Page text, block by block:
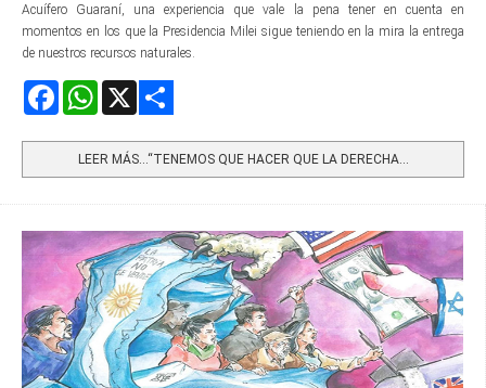
Acuífero Guaraní, una experiencia que vale la pena tener en cuenta en
momentos en los que la Presidencia Milei sigue teniendo en la mira la entrega
de nuestros recursos naturales.
FacebookWhatsApp
LEER MÁS…“TENEMOS QUE HACER QUE LA DERECHA...